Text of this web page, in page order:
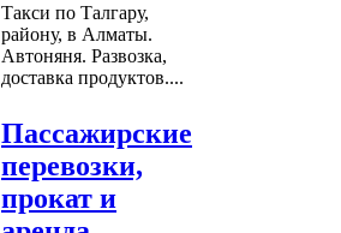
Такси по Талгару,
району, в Алматы.
Автоняня. Развозка,
доставка продуктов....
Пассажирские
перевозки,
прокат и